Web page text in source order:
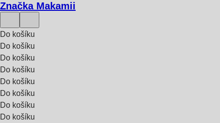
Značka Makamii
Do košíku
Do košíku
Do košíku
Do košíku
Do košíku
Do košíku
Do košíku
Do košíku